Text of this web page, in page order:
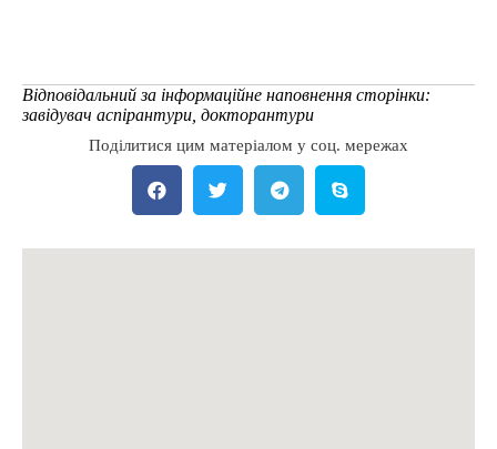
Відповідальний за інформаційне наповнення сторінки:
завідувач аспірантури, докторантури
Поділитися цим матеріалом у соц. мережах